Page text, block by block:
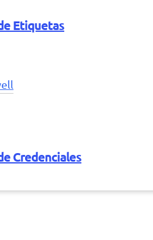
Etiquetas
Credenciales